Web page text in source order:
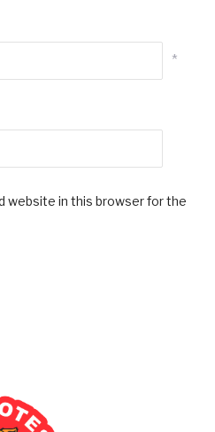
*
website in this browser for the